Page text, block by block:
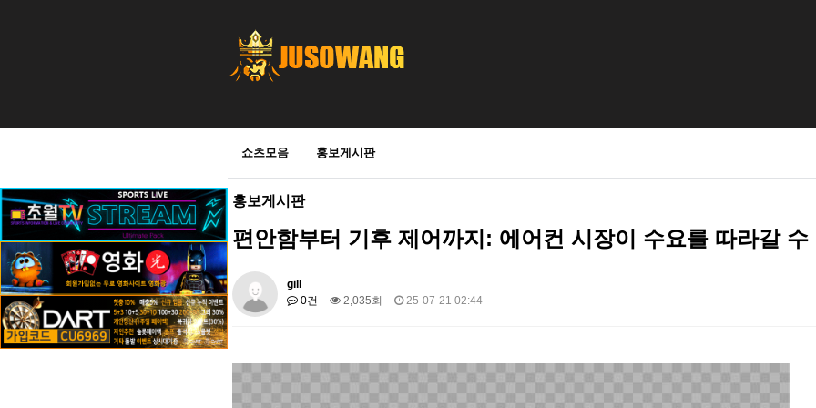
쇼츠모음 홍보게시판
홍보게시판
편안함부터 기후 제어까지: 에어컨 시장이 수요를 따라갈
gill
0건
2,035회 25-07-21 02:44